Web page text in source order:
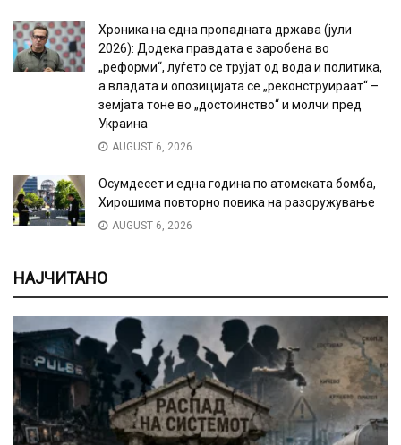
Хроника на една пропадната држава (јули
2026): Додека правдата е заробена во
„реформи“, луѓето се трујат од вода и политика,
а владата и опозицијата се „реконструираат“ –
земјата тоне во „достоинство“ и молчи пред
Украина
AUGUST 6, 2026
Осумдесет и една година по атомската бомба,
Хирошима повторно повика на разоружување
AUGUST 6, 2026
НАЈЧИТАНО